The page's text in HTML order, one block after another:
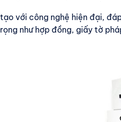
với công nghệ hiện đại,
như hợp đồng, giấy tờ